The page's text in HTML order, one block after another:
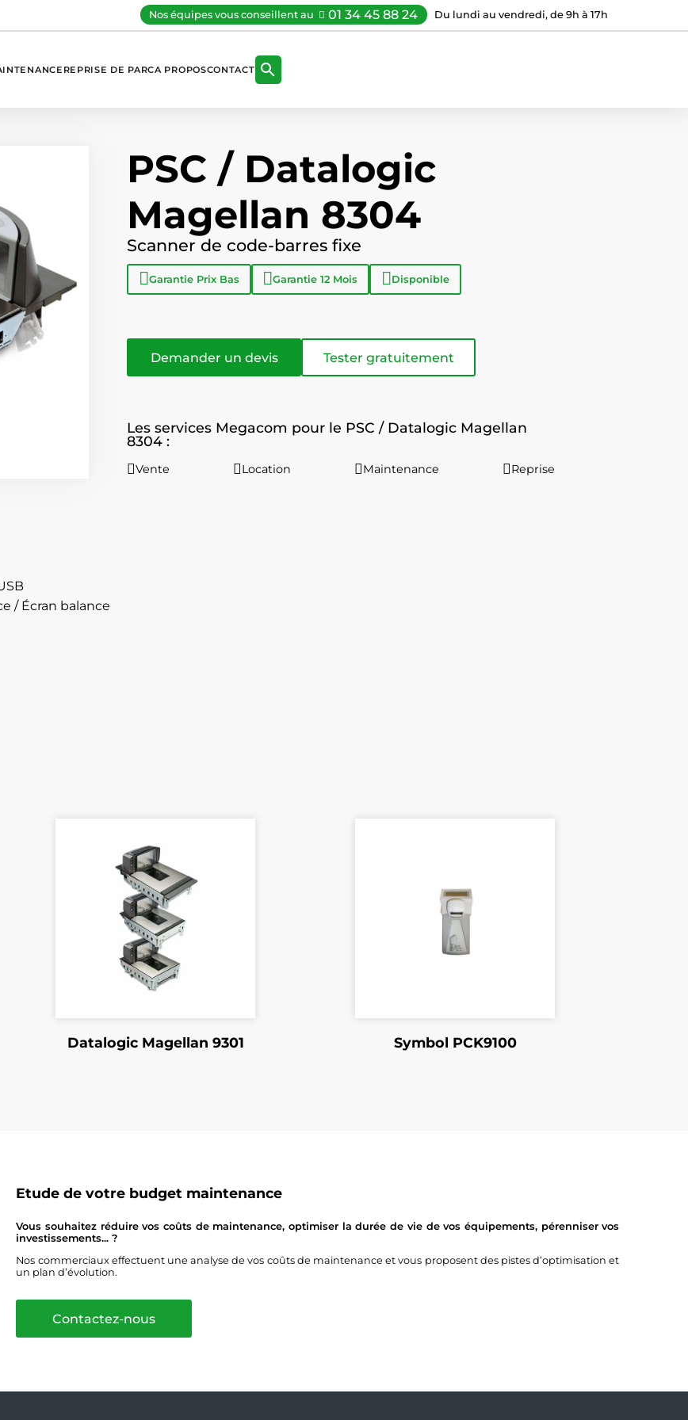
Nos équipes vous conseillent au 01 34 45 88 24 Du lundi au vendredi, de 9h à 17h
REPRISE DE PARCA PROPOSCONTACT 
PSC / Datalogic
Magellan 8304
Scanner de code-barres fixe
Garantie Prix Bas Garantie 12 Mois Disponible
Demander un devis Tester gratuitement
Les services Megacom pour le PSC / Datalogic Magellan
8304 :
Vente Location Maintenance Reprise
/ Écran balance
Datalogic Magellan 9301 Symbol PCK9100
Etude de votre budget maintenance
Vous souhaitez réduire vos coûts de maintenance, optimiser la durée de vie de vos équipements, pérenniser vos
investissements... ?
Nos commerciaux effectuent une analyse de vos coûts de maintenance et vous proposent des pistes d’optimisation et
un plan d’évolution.
Contactez-nous